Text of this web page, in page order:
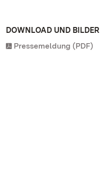
DOWNLOAD UND BILDER
Pressemeldung (PDF)